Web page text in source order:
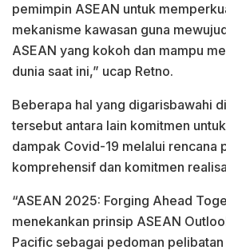
pemimpin ASEAN untuk
mekanisme kawasan guna
ASEAN yang kokoh dan mampu
dunia saat ini,” ucap Retno.
Beberapa hal yang digarisbawahi
tersebut antara lain komitmen
dampak Covid-19 melalui rencana
komprehensif dan komitmen
“ASEAN 2025: Forging Ahead
menekankan prinsip ASEAN
Pacific sebagai pedoman